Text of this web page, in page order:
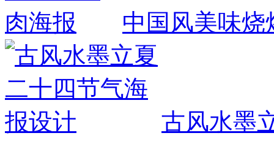
中国风美味烧
古风水墨